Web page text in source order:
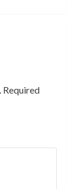
Required